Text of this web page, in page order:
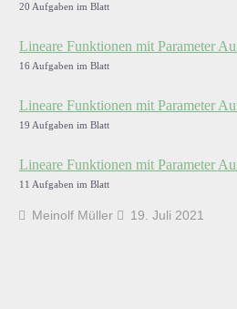
20 Aufgaben im Blatt
Lineare Funktionen mit Parameter
16 Aufgaben im Blatt
Lineare Funktionen mit Parameter
19 Aufgaben im Blatt
Lineare Funktionen mit Parameter
11 Aufgaben im Blatt
Meinolf Müller 19. Juli 2021